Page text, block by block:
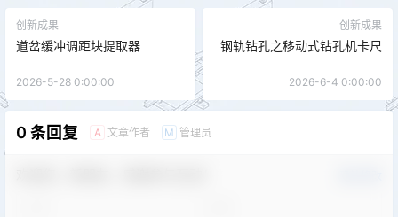
创新成果
道岔缓冲调距块提取器
2026-5-28 0:00:00
创新成果
钢轨钻孔之移动式钻孔机卡尺
2026-6-4 0:00:00
0 条回复 A 文章作者 M 管理员